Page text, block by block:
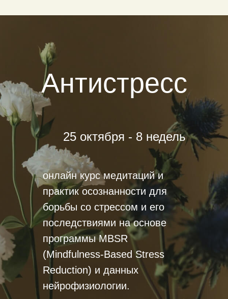
Антистресс
онлайн курс медитаций и
практик осознанности для
борьбы со стрессом и его
последствиями на основе
программы MBSR
(Mindfulness-Based Stress
Reduction) и данных
нейрофизиологии.
25 октября - 8 недель